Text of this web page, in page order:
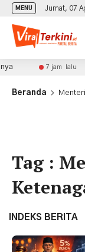
MENU Jumat, 07
7 jam lalu
Beranda
Tag :
INDEKS BERITA